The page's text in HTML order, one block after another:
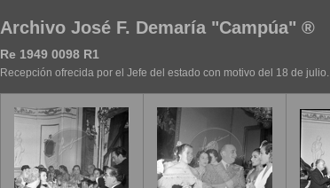
Archivo José F. Demaría "Campúa" ®
Re 1949 0098 R1
Recepción ofrecida por el Jefe del estado con motivo del 18 de julio.